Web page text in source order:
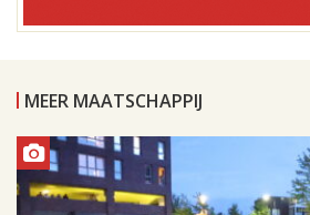
MEER MAATSCHAPPIJ